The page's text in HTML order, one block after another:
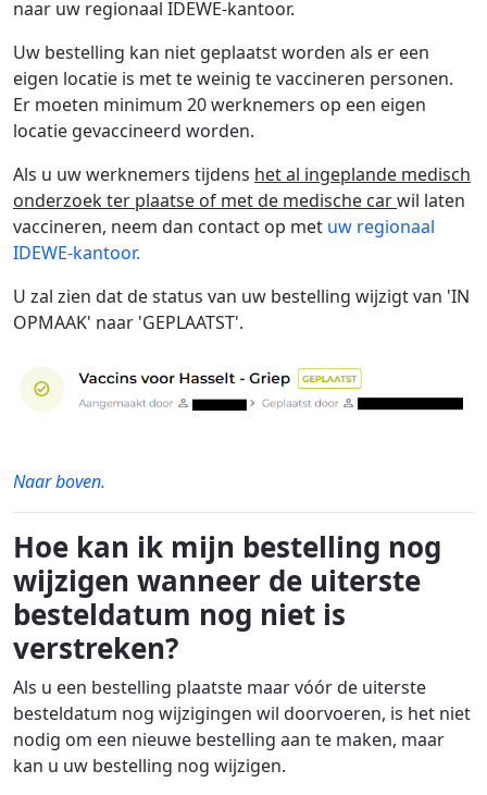
naar uw regionaal IDEWE-kantoor.
Uw bestelling kan niet geplaatst worden als er een
eigen locatie is met te weinig te vaccineren personen.
Er moeten minimum 20 werknemers op een eigen
locatie gevaccineerd worden.
Als u uw werknemers tijdens het al ingeplande medisch
onderzoek ter plaatse of met de medische carwil laten
vaccineren, neem dan contact op met uw regionaal
IDEWE-kantoor.
U zal zien dat de status van uw bestelling wijzigt van 'IN
OPMAAK' naar 'GEPLAATST'.
Naar boven.
Hoe kan ik mijn bestelling nog
wijzigen wanneer de uiterste
besteldatum nog niet is
verstreken?
Als u een bestelling plaatste maar vóór de uiterste
besteldatum nog wijzigingen wil doorvoeren, is het niet
nodig om een nieuwe bestelling aan te maken, maar
kan u uw bestelling nog wijzigen.